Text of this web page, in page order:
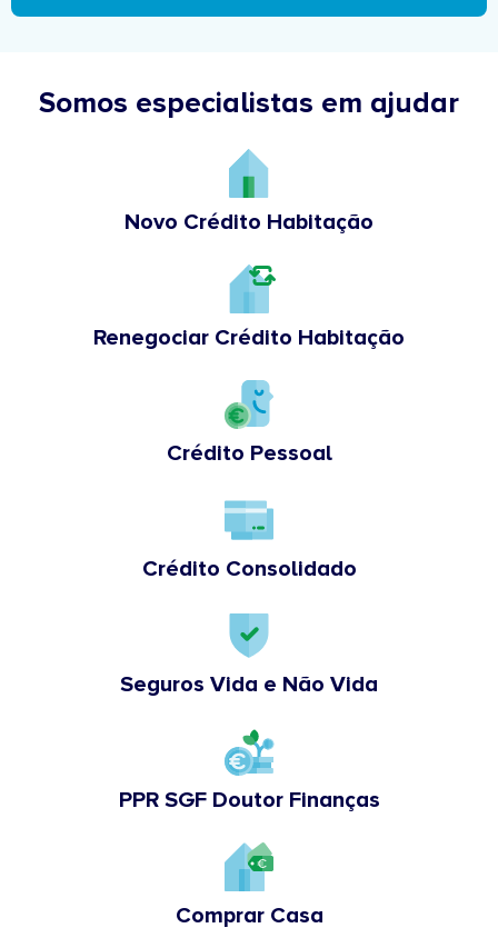
Somos especialistas em ajudar
Novo Crédito Habitação
Renegociar Crédito Habitação
Crédito Pessoal
Crédito Consolidado
Seguros Vida e Não Vida
PPR SGF Doutor Finanças
Comprar Casa